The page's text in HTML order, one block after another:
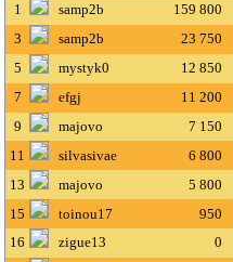
1
samp2b 159 800
3
samp2b 23 750
5
mystyk0 12 850
7
efgj 11 200
9
majovo 7 150
11
silvasivae 6 800
13
majovo 5 800
15
toinou17 950
16
zigue13 0